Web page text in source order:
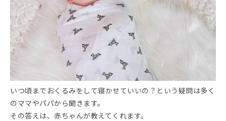
いつ頃までおくるみをして寝かせていいの？という疑問は多く
のママやパパから聞きます。
その答えは、赤ちゃんが教えてくれます。